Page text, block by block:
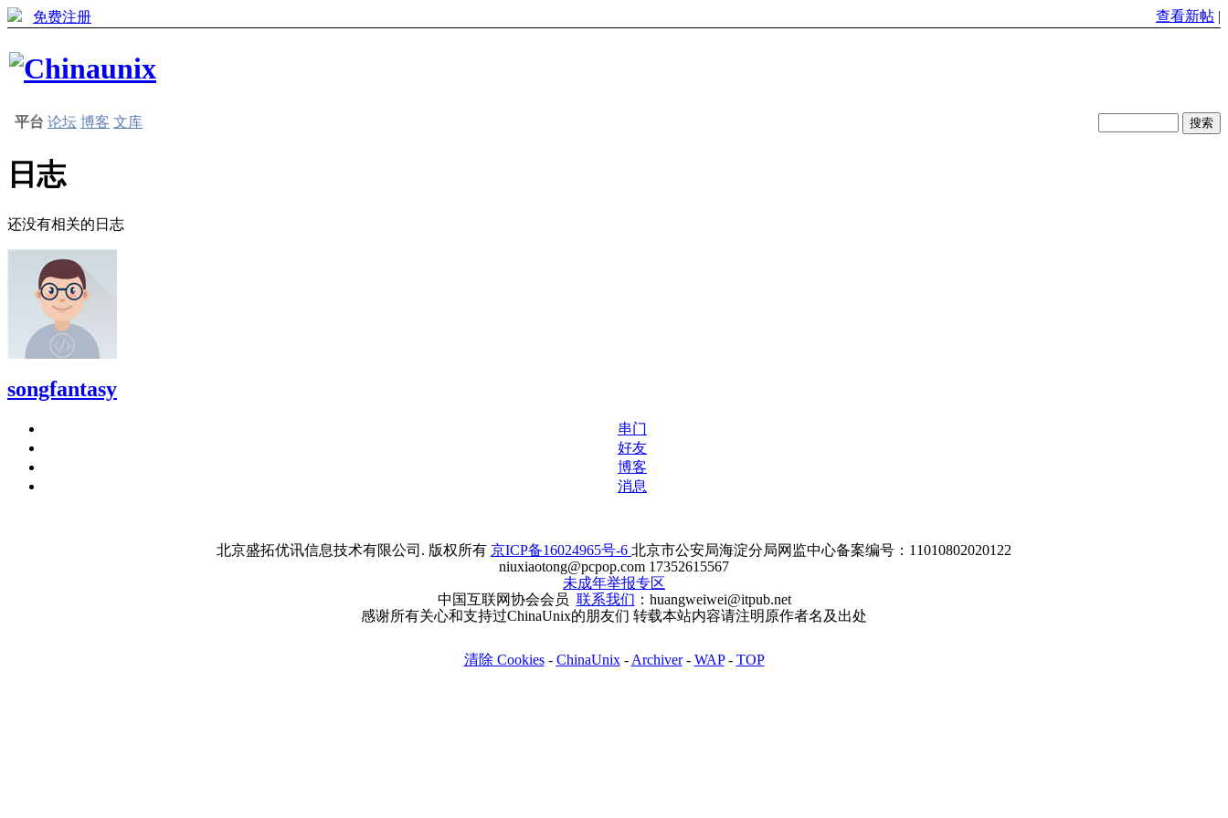
免费注册 查看新帖 |
平台 论坛 博客 文库
日志
还没有相关的日志
songfantasy
串门
好友
博客
消息
北京盛拓优讯信息技术有限公司. 版权所有 京ICP备16024965号-6 北京市公安局海淀分局网监中心备案编号：11010802020122
niuxiaotong@pcpop.com 17352615567
未成年举报专区
中国互联网协会会员 联系我们 ：huangweiwei@itpub.net
感谢所有关心和支持过ChinaUnix的朋友们 转载本站内容请注明原作者名及出处
清除 Cookies- ChinaUnix- Archiver- WAP- TOP